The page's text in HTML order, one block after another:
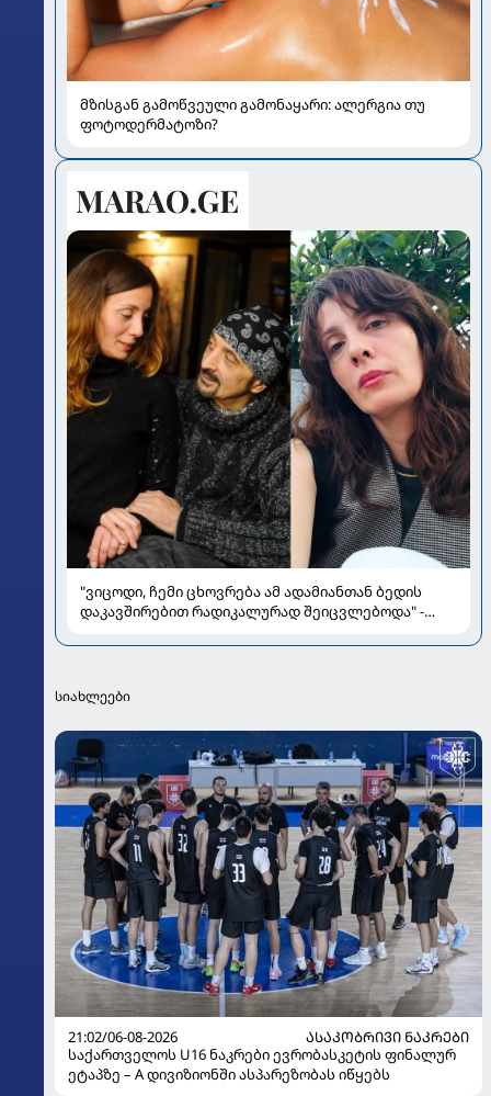
მზისგან გამოწვეული გამონაყარი: ალერგია თუ
ფოტოდერმატოზი?
"ვიცოდი, ჩემი ცხოვრება ამ ადამიანთან ბედის
დაკავშირებით რადიკალურად შეიცვლებოდა" -
ოჯახზე
სიახლეები
21:02/06-08-2026
ᲐᲡᲐᲙᲝᲑᲠᲘᲕᲘ ᲜᲐᲙᲠᲔᲑᲘ
საქართველოს U16 ნაკრები ევრობასკეტის ფინალურ
ეტაპზე – A დივიზიონში ასპარეზობას იწყებს